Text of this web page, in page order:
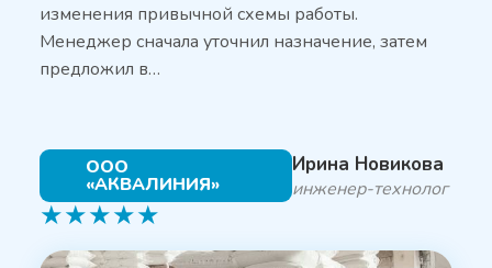
изменения привычной схемы работы.
Менеджер сначала уточнил назначение, затем
предложил в…
ООО
«АКВАЛИНИЯ»
Ирина Новикова
инженер-технолог
★★★★★